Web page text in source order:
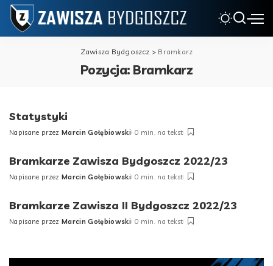
Zawisza Bydgoszcz > Bramkarz
Pozycja: Bramkarz
Statystyki
Posted
Napisane przez Marcin Gołębiowski 0 min. na tekst
Bramkarze Zawisza Bydgoszcz 2022/23
Posted
Napisane przez Marcin Gołębiowski 0 min. na tekst
Bramkarze Zawisza II Bydgoszcz 2022/23
Posted
Napisane przez Marcin Gołębiowski 0 min. na tekst